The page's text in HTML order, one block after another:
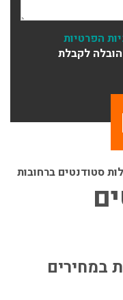
הפרטיות
לקבלת
סטודנטים ברחובות
במחירים